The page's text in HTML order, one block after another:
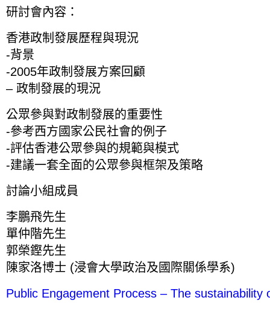
研討會內容：
香港政制發展歷程與現況
-背景
-2005年政制發展方案回顧
– 政制發展的現況
公眾參與對政制發展的重要性
-參考西方國家公民社會的例子
-評估香港公眾參與的規範與模式
-建議一套全面的公眾參與框架及策略
討論小組成員
李鵬飛先生
單仲階先生
郭榮鏗先生
陳家洛博士 (浸會大學政治及國際關係學系)
Public Engagement Process – The sustainability